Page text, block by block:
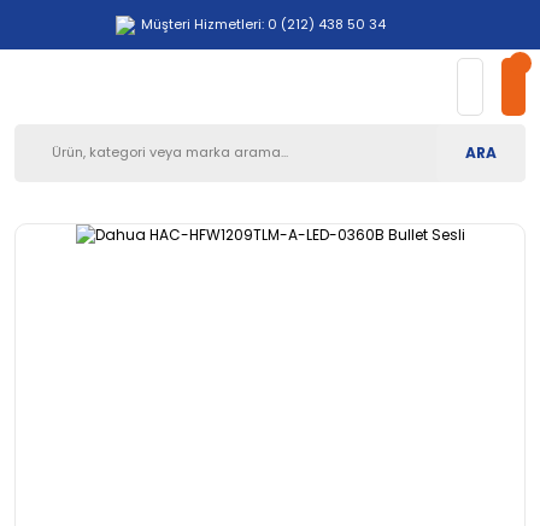
Müşteri Hizmetleri: 0 (212) 438 50 34
ARA